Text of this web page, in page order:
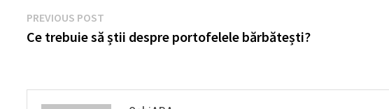
Navigare
în
PREVIOUS POST
post:
Ce trebuie să știi despre portofelele bărbătești?